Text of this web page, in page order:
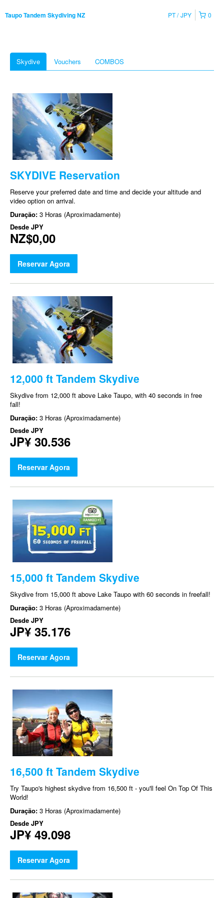
Taupo Tandem Skydiving NZ 0
PT JPY
Skydive Vouchers COMBOS
SKYDIVE Reservation
Reserve your preferred date and time and decide your altitude and
video option on arrival.
Duração: 3 Horas (Aproximadamente)
Desde JPY
NZ$0,00
Reservar Agora
12,000 ft Tandem Skydive
Skydive from 12,000 ft above Lake Taupo, with 40 seconds in free
fall!
Duração: 3 Horas (Aproximadamente)
Desde JPY
JP¥ 30.536
Reservar Agora
15,000 ft Tandem Skydive
Skydive from 15,000 ft above Lake Taupo with 60 seconds in freefall!
Duração: 3 Horas (Aproximadamente)
Desde JPY
JP¥ 35.176
Reservar Agora
16,500 ft Tandem Skydive
Try Taupo's highest skydive from 16,500 ft - you'll feel On Top Of This
World!
Duração: 3 Horas (Aproximadamente)
Desde JPY
JP¥ 49.098
Reservar Agora